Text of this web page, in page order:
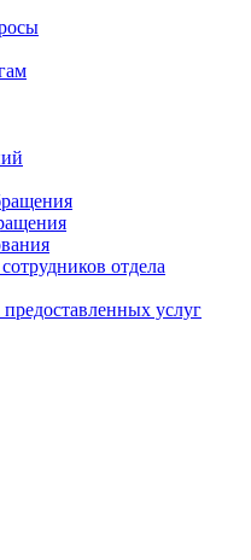
отдела
предоставленных услуг